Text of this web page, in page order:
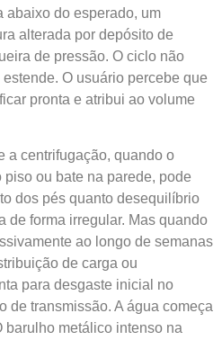
abaixo do esperado, um
alterada por depósito de
de pressão. O ciclo não
O usuário percebe que
pronta e atribui ao volume
a centrifugação, quando o
ou bate na parede, pode
dos pés quanto desequilíbrio
de forma irregular. Mas quando
ao longo de semanas
de carga ou
para desgaste inicial no
de transmissão. A água começa
barulho metálico intenso na